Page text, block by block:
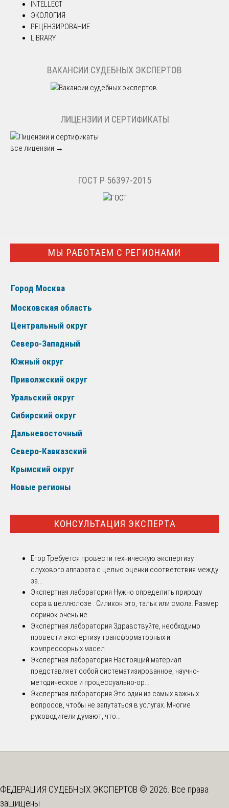
INTELLECT
ЭКОЛОГИЯ
РЕЦЕНЗИРОВАНИЕ
LIBRARY
ВАКАНСИИ СУДЕБНЫХ ЭКСПЕРТОВ
ЛИЦЕНЗИИ И СЕРТИФИКАТЫ
все лицензии →
ГОСТ Р 56397-2015
МЫ РАБОТАЕМ С РЕГИОНАМИ
Город Москва
Московская область
Центральный округ
Северо-Западный
Южный округ
Приволжский округ
Уральский округ
Сибирский округ
Дальневосточный
Северо-Кавказский
Крымский округ
Новые регионы
КОНСУЛЬТАЦИЯ ЭКСПЕРТА
Егор Требуется провести техническую экспертизу
слухового аппарата с целью оценки соответствия между
за...
Экспертная лаборатория Нужно определить природу
сора в целлюлозе . Силикон это, тальк или смола. Размер
соринок очень не...
Экспертная лаборатория Здравствуйте, необходимо
провести экспертизу трансформаторных и
компрессорных масел
Экспертная лаборатория Настоящий материал
представляет собой систематизированное, научно-
методическое и процессуально-ор...
Экспертная лаборатория Это один из самых важных
вопросов, чтобы не запутаться в услугах. Многие
руководители думают, что...
ФЕДЕРАЦИЯ СУДЕБНЫХ ЭКСПЕРТОВ © 2026. Все права
защищены